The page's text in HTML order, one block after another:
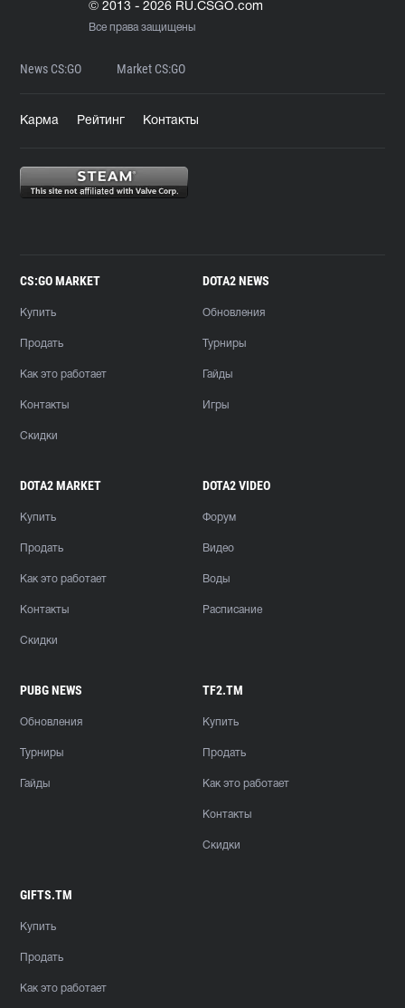
© 2013 - 2026 RU.CSGO.com
Все права защищены
News CS:GO Market CS:GO
Карма Рейтинг Контакты
CS:GO MARKET
Купить
Продать
Как это работает
Контакты
Скидки
DOTA2 NEWS
Обновления
Турниры
Гайды
Игры
DOTA2 MARKET
Купить
Продать
Как это работает
Контакты
Скидки
DOTA2 VIDEO
Форум
Видео
Воды
Расписание
PUBG NEWS
Обновления
Турниры
Гайды
TF2.TM
Купить
Продать
Как это работает
Контакты
Скидки
GIFTS.TM
Купить
Продать
Как это работает